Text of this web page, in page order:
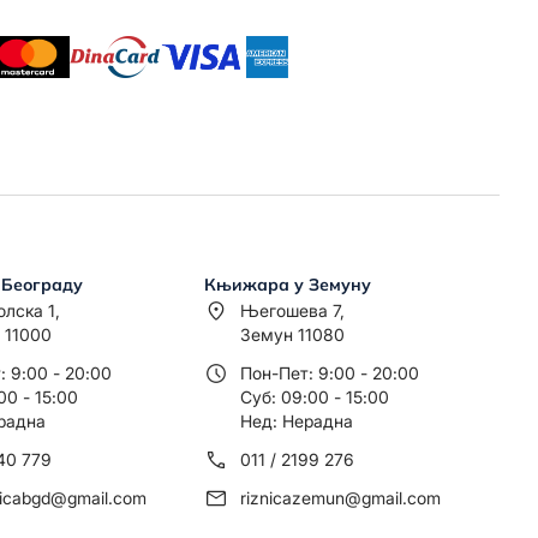
1,
9:00 - 20:00
- 15:00
779
Књижара у Земуну
Његошева 7,
Земун 11080
Пон-Пет: 9:00 - 20:00
Суб: 09:00 - 15:00
Нед: Нерадна
011 / 2199 276
riznicazemun@gmail.com